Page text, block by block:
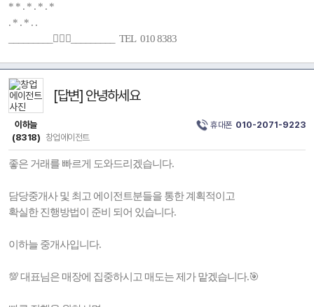
* * . * . * . *
. * . * . .
_________🚶🏻‍♂️_________ TEL 010 8383
[답변] 안녕하세요
이하늘
(8318) 창업에이전트
휴대폰 010-2071-9223
좋은 거래를 빠르게 도와드리겠습니다.
담당중개사 및 최고 에이전트분들을 통한 계획적이고
확실한 진행방법이 준비 되어 있습니다.
이하늘 중개사입니다.
💯 대표님은 매장에 집중하시고 매도는 제가 맡겠습니다.🎯